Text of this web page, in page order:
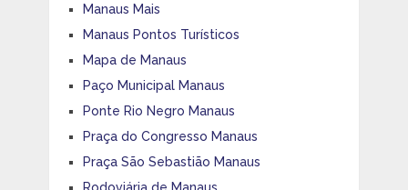
Manaus Mais
Manaus Pontos Turísticos
Mapa de Manaus
Paço Municipal Manaus
Ponte Rio Negro Manaus
Praça do Congresso Manaus
Praça São Sebastião Manaus
Rodoviária de Manaus